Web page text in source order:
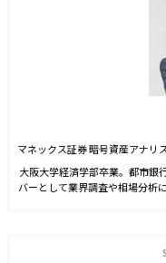
マネックス証券 暗号資産アナリ
大阪大学経済学部卒業。都市銀
バーとして業界調査や相場分析
多